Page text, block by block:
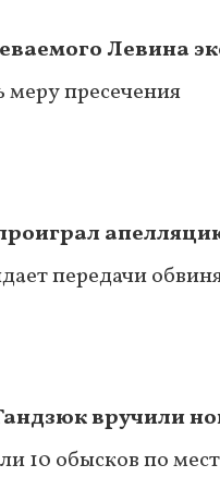
Левина
меру пресечения
передачи
вручили
10 обысков по